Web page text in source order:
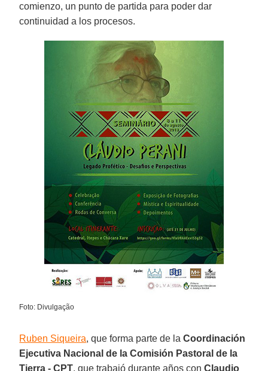
comienzo, un punto de partida para poder dar
continuidad a los procesos.
Foto: Divulgação
Ruben Siqueira, que forma parte de laCoordinación
Ejecutiva Nacional de la Comisión Pastoral de la
Tierra - CPT, que trabajó durante años conClaudio